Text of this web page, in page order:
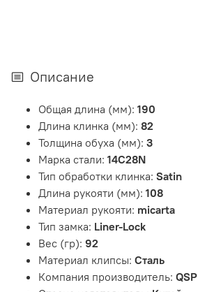
Описание
Общая длина (мм): 190
Длина клинка (мм): 82
Толщина обуха (мм): 3
Марка стали: 14C28N
Тип обработки клинка: Satin
Длина рукояти (мм): 108
Материал рукояти: micarta
Тип замка: Liner-Lock
Вес (гр): 92
Материал клипсы: Сталь
Компания производитель: QSP